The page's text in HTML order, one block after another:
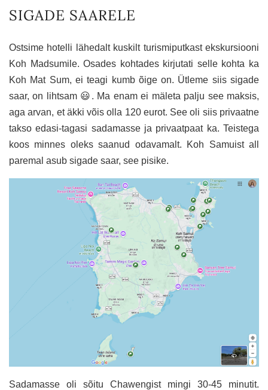
SIGADE SAARELE
Ostsime hotelli lähedalt kuskilt turismiputkast ekskursiooni
Koh Madsumile. Osades kohtades kirjutati selle kohta ka
Koh Mat Sum, ei teagi kumb õige on. Ütleme siis sigade
saar, on lihtsam 😃. Ma enam ei mäleta palju see maksis,
aga arvan, et äkki võis olla 120 eurot. See oli siis privaatne
takso edasi-tagasi sadamasse ja privaatpaat ka. Teistega
koos minnes oleks saanud odavamalt. Koh Samuist all
paremal asub sigade saar, see pisike.
Sadamasse oli sõitu Chawengist mingi 30-45 minutit.